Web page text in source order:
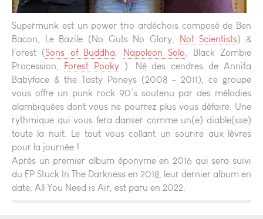
Supermunk est un power trio ardéchois composé de Ben
Bacon, Le Bazile (No Guts No Glory, Not Scientists) &
Forest (Sons of Buddha, Napoleon Solo, Black Zombie
Procession, Forest Pooky…). Né des cendres de Annita
Babyface & the Tasty Poneys (2008 - 2011), ce groupe
vous offre un punk rock 90’s soutenu par des mélodies
alambiquées dont vous ne pourrez plus vous défaire. Une
rythmique qui vous fera danser comme un(e) diable(sse)
toute la nuit. Le tout vous collant un sourire aux lèvres
pour la journée !
Après un premier album éponyme en 2016 qui sera suivi
du EP Stuck In The Darkness en 2018, leur dernier album en
date, All You Need is Air, est paru en 2022.